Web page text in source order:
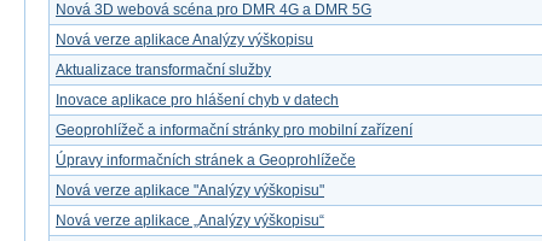
Nová 3D webová scéna pro DMR 4G a DMR 5G
Nová verze aplikace Analýzy výškopisu
Aktualizace transformační služby
Inovace aplikace pro hlášení chyb v datech
Geoprohlížeč a informační stránky pro mobilní zařízení
Úpravy informačních stránek a Geoprohlížeče
Nová verze aplikace "Analýzy výškopisu"
Nová verze aplikace „Analýzy výškopisu“